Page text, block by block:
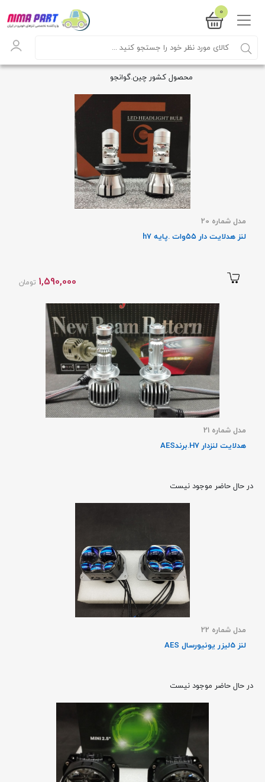
0
محصول کشور چین.گوانجو
مدل شماره 20
لنز هدلایت دار ۵۵وات .پایه h7
1,590,000 تومان
مدل شماره 21
هدلایت لنزدار H7.برندAES
در حال حاضر موجود نیست
مدل شماره 22
لنز 5لیزر یونیورسال AES
در حال حاضر موجود نیست